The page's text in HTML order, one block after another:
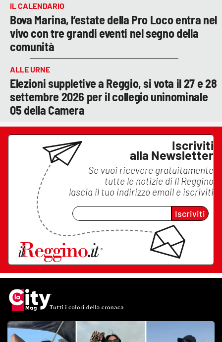
IL CALENDARIO
Bova Marina, l’estate della Pro Loco entra nel
vivo con tre grandi eventi nel segno della
comunità
ALLE URNE
Elezioni suppletive a Reggio, si vota il 27 e 28
settembre 2026 per il collegio uninominale
05 della Camera
Iscriviti
alla Newsletter
Se vuoi ricevere gratuitamente
tutte le notizie di Il Reggino
lascia il tuo indirizzo email e iscriviti
Iscriviti